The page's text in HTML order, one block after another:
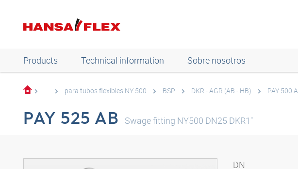
Products Technical information Sobre nosotros
... para tubos flexibles NY 500 BSP DKR - AGR (AB - HB) PAY 500
PAY 525 AB Swage fitting NY500 DN25 DKR1"
DN